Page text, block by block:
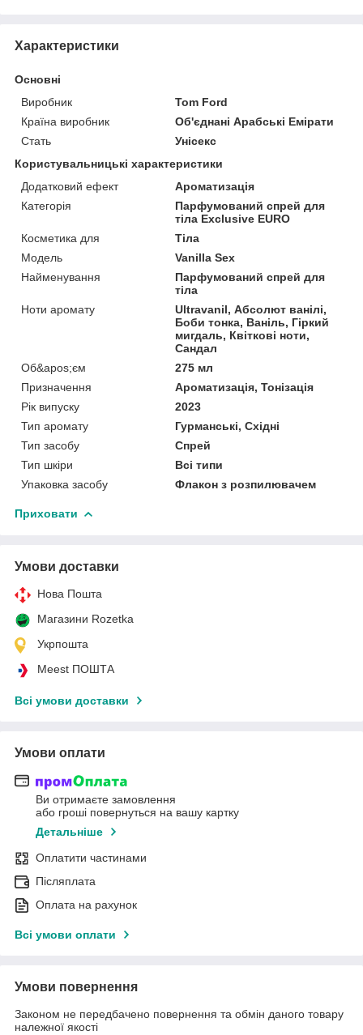
Характеристики
Основні
Виробник
Tom Ford
Країна виробник
Об'єднані Арабські Емірати
Стать
Унісекс
Користувальницькі характеристики
Додатковий ефект
Ароматизація
Категорія
Парфумований спрей для
тіла Exclusive EURO
Косметика для
Тіла
Мoдель
Vanilla Sex
Найменування
Парфумований спрей для
тіла
Ноти аромату
Ultravanil, Абсолют ванілі,
Боби тонка, Ваніль, Гіркий
мигдаль, Квіткові ноти,
Сандал
Об&apos;єм
275 мл
Призначення
Ароматизація, Тонізація
Рік випуску
2023
Тип аромату
Гурманські, Східні
Тип засобу
Спрей
Тип шкіри
Всі типи
Упаковка засобу
Флакон з розпилювачем
Приховати
Умови доставки
Нова Пошта
Магазини Rozetka
Укрпошта
Meest ПОШТА
Всі умови доставки
Умови оплати
Ви отримаєте замовлення
або гроші повернуться на вашу картку
Детальніше
Оплатити частинами
Післяплата
Оплата на рахунок
Всі умови оплати
Умови повернення
Законом не передбачено повернення та обмін даного товару
належної якості